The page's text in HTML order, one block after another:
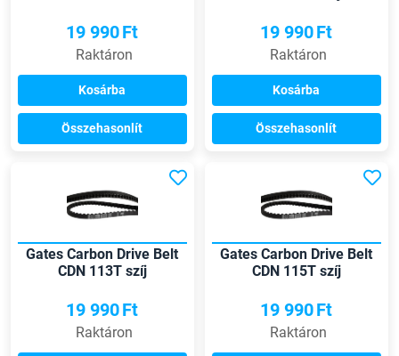
19 990Ft
Raktáron
Kosárba
Összehasonlít
19 990Ft
Raktáron
Kosárba
Összehasonlít
Gates Carbon Drive Belt
CDN 113T szíj
19 990Ft
Raktáron
Gates Carbon Drive Belt
CDN 115T szíj
19 990Ft
Raktáron